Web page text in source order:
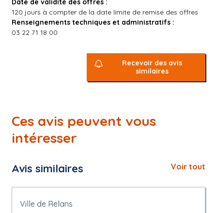
Date de validité des offres :
120 jours à compter de la date limite de remise des offres
Renseignements techniques et administratifs :
03 22 71 18 00
Recevoir des avis
similaires
Ces avis peuvent vous
intéresser
Avis similaires Voir tout
Ville de Relans